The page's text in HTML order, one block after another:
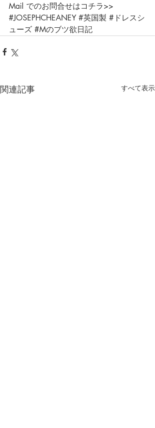
Mail でのお問合せはコチラ>>
#JOSEPHCHEANEY #英国製 #ドレスシ
ューズ #Mのブツ欲日記
関連記事 すべて表示